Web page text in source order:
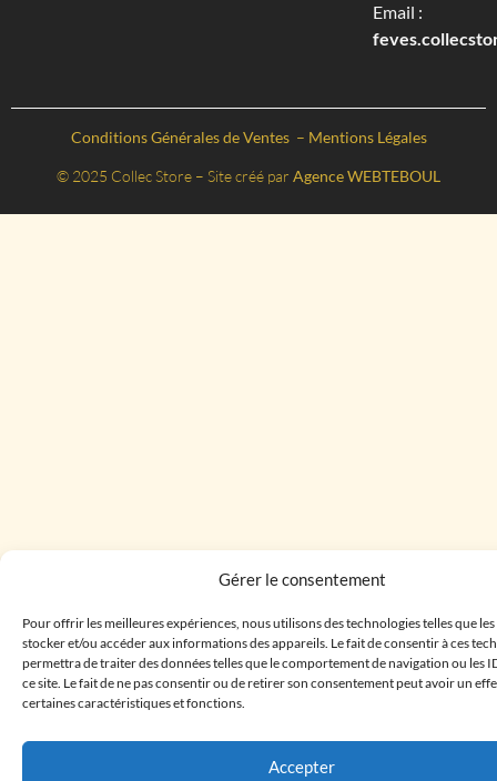
Gérer le consentement
Pour offrir les meilleures expériences, nous utilisons des technologies telles que
stocker et/ou accéder aux informations des appareils. Le fait de consentir à ces
permettra de traiter des données telles que le comportement de navigation ou les
ce site. Le fait de ne pas consentir ou de retirer son consentement peut avoir un
certaines caractéristiques et fonctions.
Accepter
Email :
Conditions Générales de Ventes – Mentions Légales
© 2025 Collec Store – Site créé par Agence WEBTEBOUL